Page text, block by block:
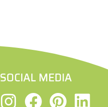
SOCIAL MEDIA